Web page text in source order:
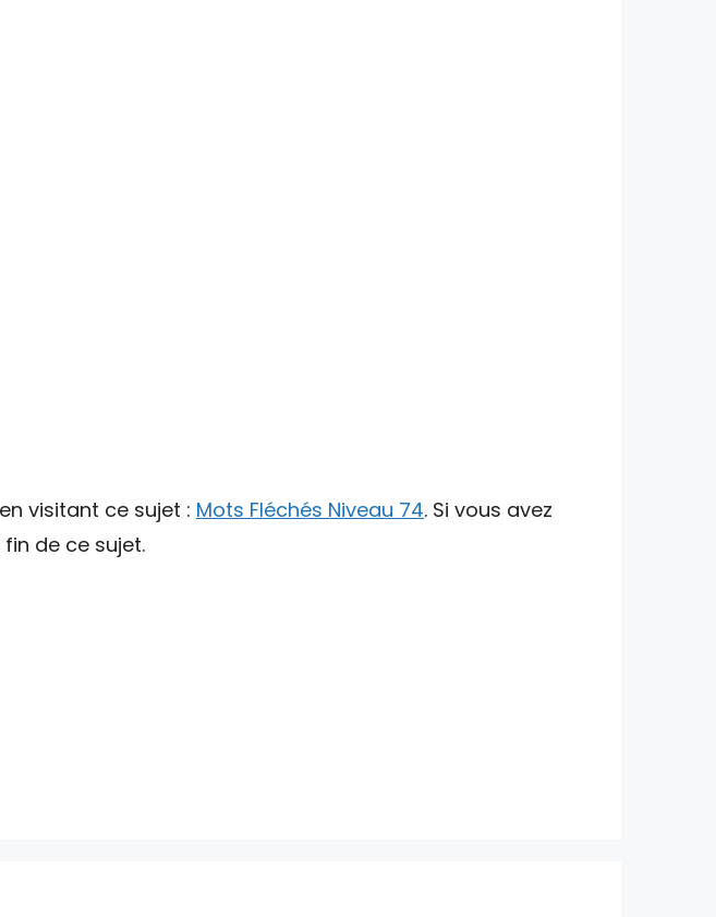
visitant ce sujet : Mots Fléchés Niveau 74. Si vous avez
de ce sujet.